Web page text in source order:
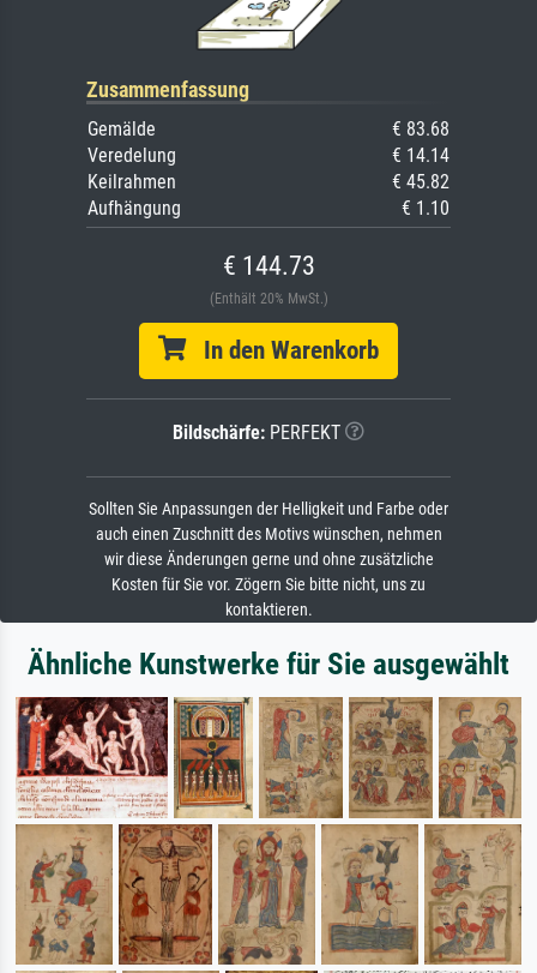
Zusammenfassung
Gemälde
€ 83.68
Veredelung
€ 14.14
Keilrahmen
€ 45.82
Aufhängung
€ 1.10
€ 144.73
(Enthält 20% MwSt.)
In den Warenkorb
Bildschärfe: PERFEKT
Sollten Sie Anpassungen der Helligkeit und Farbe oder
auch einen Zuschnitt des Motivs wünschen, nehmen
wir diese Änderungen gerne und ohne zusätzliche
Kosten für Sie vor. Zögern Sie bitte nicht, uns zu
kontaktieren.
Ähnliche Kunstwerke für Sie ausgewählt